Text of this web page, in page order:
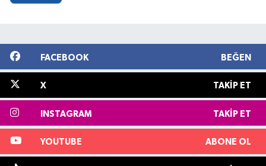
FACEBOOK BEĞEN
X TAKIP ET
INSTAGRAM TAKIP ET
YOUTUBE ABONE OL